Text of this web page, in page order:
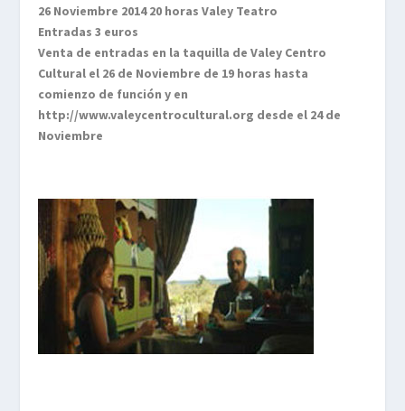
26 Noviembre 2014 20 horas Valey Teatro
Entradas 3 euros
Venta de entradas en la taquilla de Valey Centro
Cultural el 26 de Noviembre de 19 horas hasta
comienzo de función y en
http://www.valeycentrocultural.org desde el 24 de
Noviembre